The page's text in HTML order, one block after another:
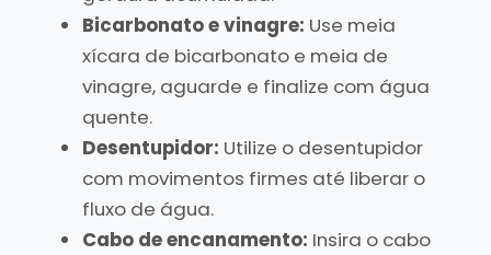
Bicarbonato e vinagre: Use meia
xícara de bicarbonato e meia de
vinagre, aguarde e finalize com água
quente.
Desentupidor: Utilize o desentupidor
com movimentos firmes até liberar o
fluxo de água.
Cabo de encanamento: Insira o cabo